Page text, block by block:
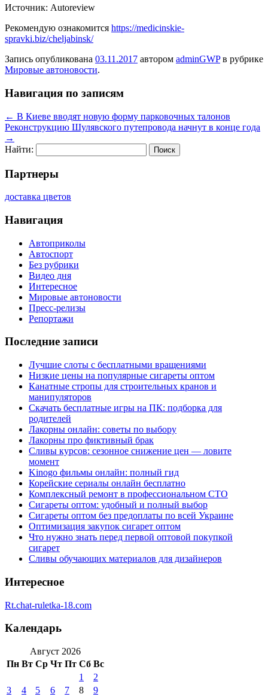
Источник: Autoreview
Рекомендую ознакомится https://medicinskie-
spravki.biz/cheljabinsk/
Запись опубликована 03.11.2017 автором adminGWPв рубрике
Мировые автоновости.
Навигация по записям
← В Киеве вводят новую форму парковочных талонов
Реконструкцию Шулявского путепровода начнут в конце года
→
Найти:
Партнеры
доставка цветов
Навигация
Автоприколы
Автоспорт
Без рубрики
Видео дня
Интересное
Мировые автоновости
Пресс-релизы
Репортажи
Последние записи
Лучшие слоты с бесплатными вращениями
Низкие цены на популярные сигареты оптом
Канатные стропы для строительных кранов и
манипуляторов
Скачать бесплатные игры на ПК: подборка для
родителей
Лакорны онлайн: советы по выбору
Лакорны про фиктивный брак
Сливы курсов: сезонное снижение цен — ловите
момент
Kinogo фильмы онлайн: полный гид
Корейские сериалы онлайн бесплатно
Комплексный ремонт в профессиональном СТО
Сигареты оптом: удобный и полный выбор
Сигареты оптом без предоплаты по всей Украине
Оптимизация закупок сигарет оптом
Что нужно знать перед первой оптовой покупкой
сигарет
Сливы обучающих материалов для дизайнеров
Интересное
Rt.chat-ruletka-18.com
Календарь
Август 2026
Пн Вт Ср Чт Пт Сб Вс
1
2
3
4 5 6 7 8 9